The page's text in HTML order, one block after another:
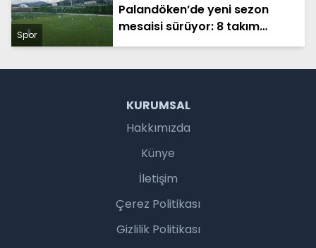
Spor
Palandöken’de yeni sezon
mesaisi sürüyor: 8 takım
Erzurum’da kamp yapıyor
KURUMSAL
Hakkımızda
Künye
İletişim
Çerez Politikası
Gizlilik Politikası